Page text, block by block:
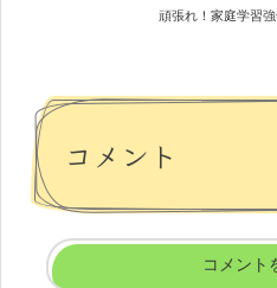
頑張れ！家庭学習
コメント
コメント